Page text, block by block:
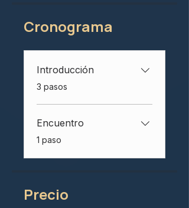
Cronograma
Introducción
.3 pasos
Encuentro
.1 paso
Precio